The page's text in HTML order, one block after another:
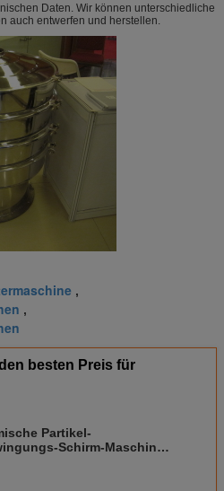
Daten. Wir können unterschiedliche
auch entwerfen und herstellen.
,
,
besten Preis für
Partikel-
Schirm-Maschine,